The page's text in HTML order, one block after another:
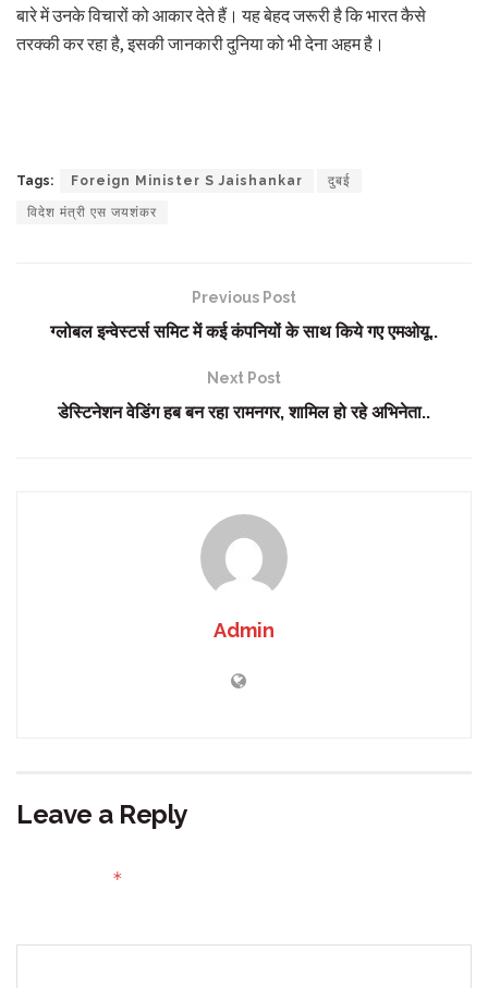
बारे में उनके विचारों को आकार देते हैं। यह बेहद जरूरी है कि भारत कैसे
तरक्की कर रहा है, इसकी जानकारी दुनिया को भी देना अहम है।
Tags: Foreign Minister S Jaishankar दुबई
विदेश मंत्री एस जयशंकर
Previous Post
ग्लोबल इन्वेस्टर्स समिट में कई कंपनियों के साथ किये गए एमओयू..
Next Post
डेस्टिनेशन वेडिंग हब बन रहा रामनगर, शामिल हो रहे अभिनेता..
Admin
Leave a Reply
*